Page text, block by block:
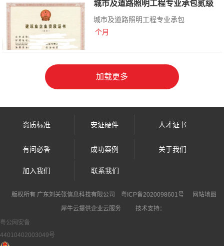
城市及道路照明工程专业承包贰级
城市及道路照明工程专业承包
个月
资质标准 安证硬件 人才证书
有问必答 成功案例 关于我们
加入我们 联系我们
版权所有 广东刘关张信息科技有限公司
犀牛云提供企业云服务 粤ICP备2020098601号
网站地图
犀牛云提供企业云服务
技术支持：
粤公网安备
44010402003049号